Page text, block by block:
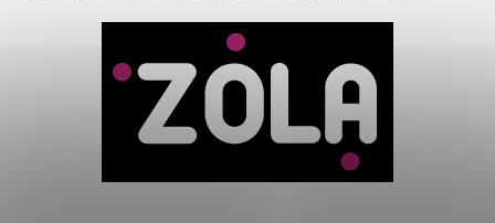
Vložením hodnotenie súhlasíte s podmienkami ochrany